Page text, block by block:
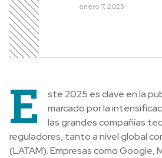
enero 7, 2025
E
ste 2025 es clave en la
marcado por la
las grandes compañías
reguladores, tanto a nivel global
(LATAM). Empresas como Google,